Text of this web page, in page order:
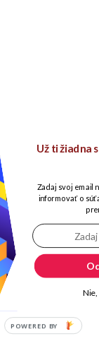
Už ti žiadna
Zadaj svoj email
informovať o